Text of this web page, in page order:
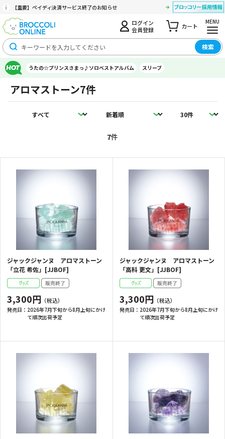
【重要】ペイディ決済サービス終了のお知らせ
ログイン
会員登録
カート
MENU
検索
うたの☆プリンスさまっ♪ソロベストアルバム スリーブ
アロマストーン7件
7件
ジャックジャンヌ アロマストーン
「立花 希佐」[JJBOF]
3,300円
発売日： 2026年7月下旬から8月上旬にかけ
て順次出荷予定
ジャックジャンヌ アロマストーン
「高科 更文」[JJBOF]
3,300円
発売日： 2026年7月下旬から8月上旬にかけ
て順次出荷予定